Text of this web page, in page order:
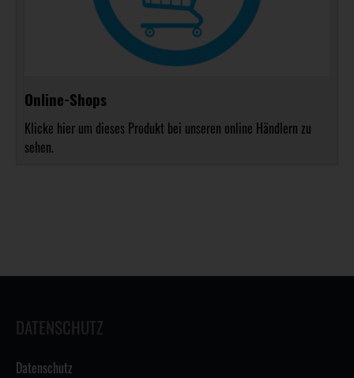
Online-Shops
Klicke hier um dieses Produkt bei unseren online Händlern zu
sehen.
DATENSCHUTZ
Datenschutz